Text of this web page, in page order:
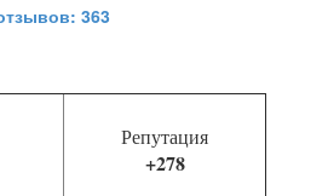
363
Репутация
+278